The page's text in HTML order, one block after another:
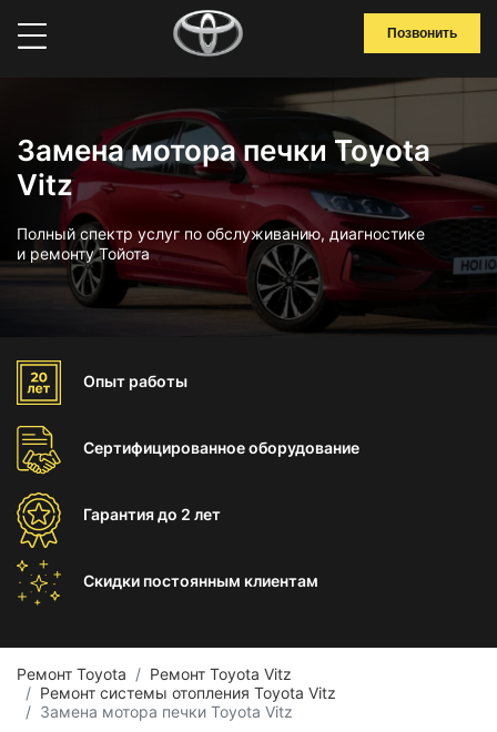
Позвонить
Замена мотора печки Toyota
Vitz
Полный спектр услуг по обслуживанию, диагностике
и ремонту Тойота
Опыт работы
Сертифицированноеоборудование
Гарантиядо 2 лет
Скидки постоянным клиентам
Ремонт Toyota
Ремонт Toyota Vitz
Ремонт системы отопления Toyota Vitz
Замена мотора печки Toyota Vitz